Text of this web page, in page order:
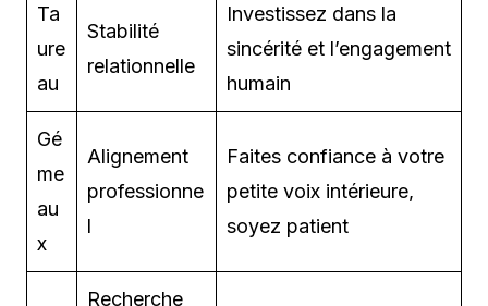
Ta
ure
au
Stabilité
relationnelle
Investissez dans la
sincérité et l’engagement
humain
Gé
me
au
x
Alignement
professionne
l
Faites confiance à votre
petite voix intérieure,
soyez patient
Recherche